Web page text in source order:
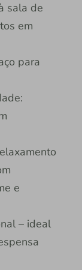
sala de
em
para
e
– ideal